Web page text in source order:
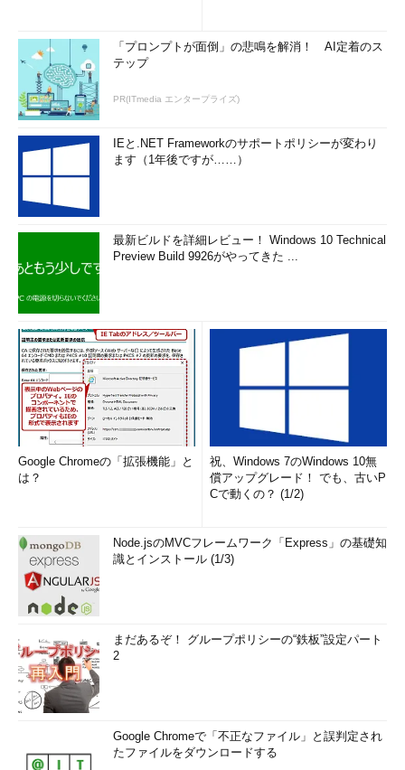
「プロンプトが面倒」の悲鳴を解消！ AI定着のス
テップ
PR(ITmedia エンタープライズ)
IEと.NET Frameworkのサポートポリシーが変わり
ます（1年後ですが……）
最新ビルドを詳細レビュー！ Windows 10 Technical
Preview Build 9926がやってきた ...
Google Chromeの「拡張機能」と
は？
祝、Windows 7のWindows 10無
償アップグレード！ でも、古いP
Cで動くの？ (1/2)
Node.jsのMVCフレームワーク「Express」の基礎知
識とインストール (1/3)
まだあるぞ！ グループポリシーの“鉄板”設定パート
2
Google Chromeで「不正なファイル」と誤判定され
たファイルをダウンロードする